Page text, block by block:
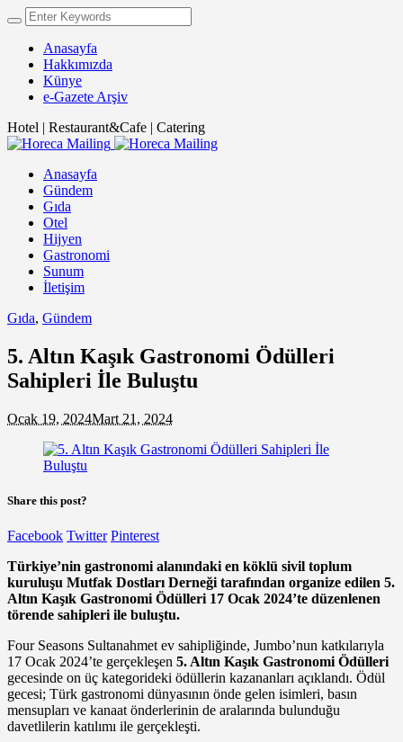
Anasayfa
Hakkımızda
Künye
e-Gazete Arşiv
Hotel | Restaurant&Cafe | Catering
Anasayfa
Gündem
Gıda
Otel
Hijyen
Gastronomi
Sunum
İletişim
Gıda, Gündem
5. Altın Kaşık Gastronomi Ödülleri
Sahipleri İle Buluştu
Ocak 19, 2024Mart 21, 2024
Share this post?
Facebook Twitter Pinterest
Türkiye’nin gastronomi alanındaki en köklü sivil toplum
kuruluşu Mutfak Dostları Derneği tarafından organize edilen 5.
Altın Kaşık Gastronomi Ödülleri 17 Ocak 2024’te düzenlenen
törende sahipleri ile buluştu.
Four Seasons Sultanahmet ev sahipliğinde, Jumbo’nun katkılarıyla
17 Ocak 2024’te gerçekleşen 5. Altın Kaşık Gastronomi Ödülleri
gecesinde on üç kategorideki ödüllerin kazananları açıklandı. Ödül
gecesi; Türk gastronomi dünyasının önde gelen isimleri, basın
mensupları ve kanaat önderlerinin de aralarında bulunduğu
davetlilerin katılımı ile gerçekleşti.